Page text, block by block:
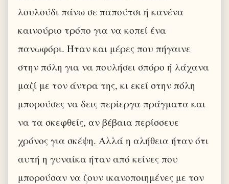
λουλούδι πάνω σε παπούτσι ή κανένα
καινούριο τρόπο για να κοπεί ένα
πανωφόρι. Ήταν και μέρες που πήγαινε
στην πόλη για να πουλήσει σπόρο ή λάχανα
μαζί με τον άντρα της, κι εκεί στην πόλη
μπορούσες να δεις περίεργα πράγματα και
να τα σκεφθείς, αν βέβαια περίσσευε
χρόνος για σκέψη. Αλλά η αλήθεια ήταν ότι
αυτή η γυναίκα ήταν από κείνες που
μπορούσαν να ζουν ικανοποιημένες με τον